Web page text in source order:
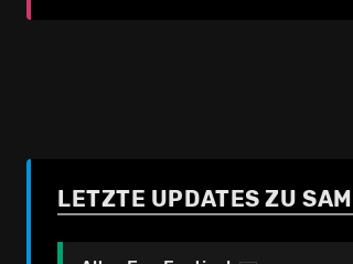
Alle Tickets behalten ihre
Zeit haben, könnt ihr euer Ticket
Antworten auf eure Fragen gibt
sehen ???????? Und ich sage nur
LETZTE UPDATES ZU